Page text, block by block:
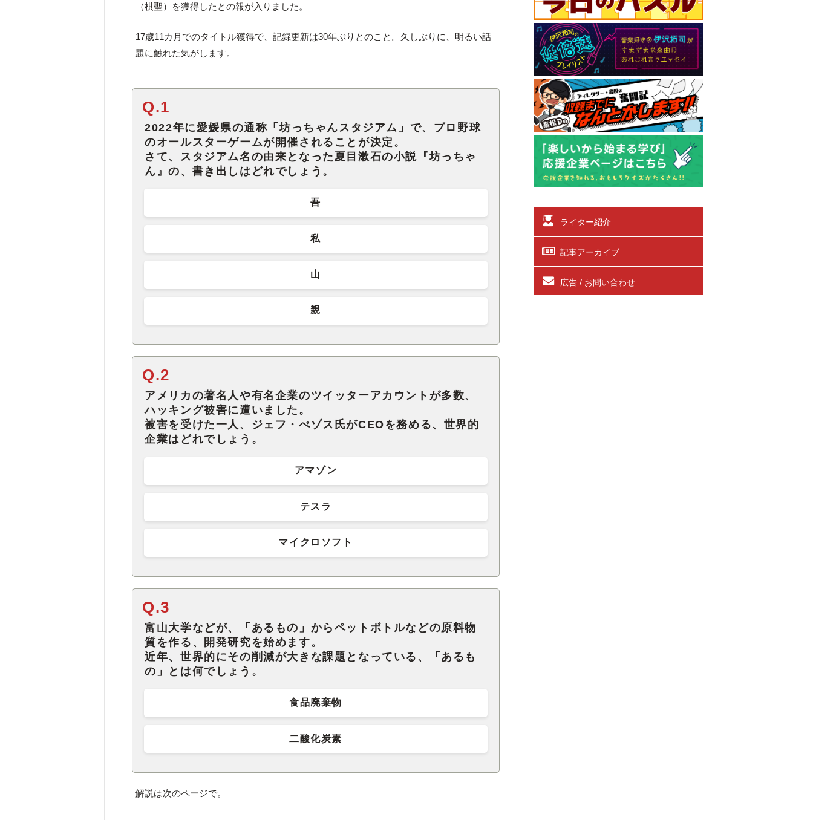
（棋聖）を獲得したとの報が入りました。
17歳11カ月でのタイトル獲得で、記録更新は30年ぶりとのこと。久しぶりに、明るい話
題に触れた気がします。
Q.1
2022年に愛媛県の通称「坊っちゃんスタジアム」で、プロ野球
のオールスターゲームが開催されることが決定。
さて、スタジアム名の由来となった夏目漱石の小説『坊っちゃ
ん』の、書き出しはどれでしょう。
吾
私
山
親
Q.2
アメリカの著名人や有名企業のツイッターアカウントが多数、
ハッキング被害に遭いました。
被害を受けた一人、ジェフ・べゾス氏がCEOを務める、世界的
企業はどれでしょう。
アマゾン
テスラ
マイクロソフト
Q.3
富山大学などが、「あるもの」からペットボトルなどの原料物
質を作る、開発研究を始めます。
近年、世界的にその削減が大きな課題となっている、「あるも
の」とは何でしょう。
食品廃棄物
二酸化炭素
解説は次のページで。
ライター紹介
記事アーカイブ
広告 / お問い合わせ